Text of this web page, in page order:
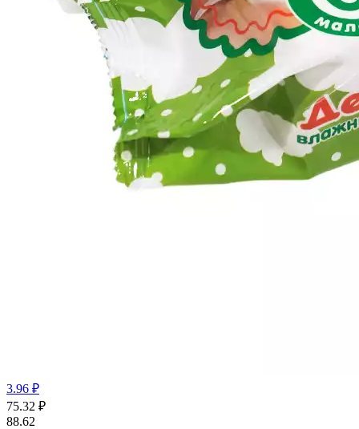
3.96 ₽
75.32 ₽
88.62